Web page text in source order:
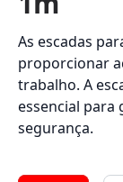
As escadas
proporcionar
trabalho. A
essencial para
segurança.